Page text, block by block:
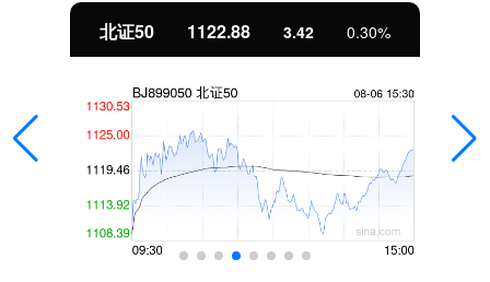
北证50 1122.88 3.42 0.30%